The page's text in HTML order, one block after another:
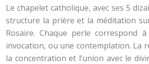
Le chapelet catholique, avec ses 5
structure la prière et la méditation
Rosaire. Chaque perle correspond
invocation, ou une contemplation. La
la concentration et l’union avec le